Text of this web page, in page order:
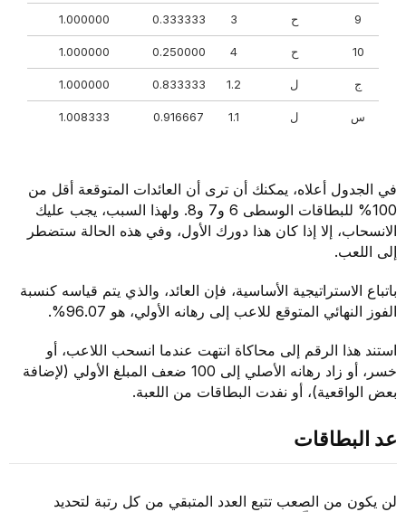
0.333333
1.000000
10
0.250000
1.000000
ل 1.2
0.833333
1.000000
س ل 1.1
0.916667
1.008333
في الجدول أعلاه، يمكنك أن ترى أن العائدات المتوقعة أقل من
100% للبطاقات الوسطى 6 و7 و8. ولهذا السبب، يجب عليك
الانسحاب، إلا إذا كان هذا دورك الأول، وفي هذه الحالة ستضطر
إلى اللعب.
باتباع الاستراتيجية الأساسية، فإن العائد، والذي يتم قياسه كنسبة
الفوز النهائي المتوقع للاعب إلى رهانه الأولي، هو 96.07%.
استند هذا الرقم إلى محاكاة انتهت عندما انسحب اللاعب، أو
خسر، أو زاد رهانه الأصلي إلى 100 ضعف المبلغ الأولي (لإضافة
بعض الواقعية)، أو نفدت البطاقات من اللعبة.
عد البطاقات
لن يكون من الصعب تتبع العدد المتبقي من كل رتبة لتحديد